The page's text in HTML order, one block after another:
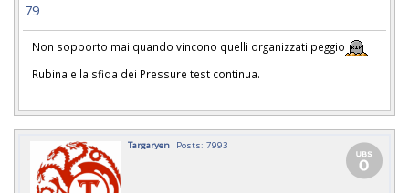
79
Non sopporto mai quando vincono quelli organizzati peggio
Rubina e la sfida dei Pressure test continua.
Targaryen Posts: 7993